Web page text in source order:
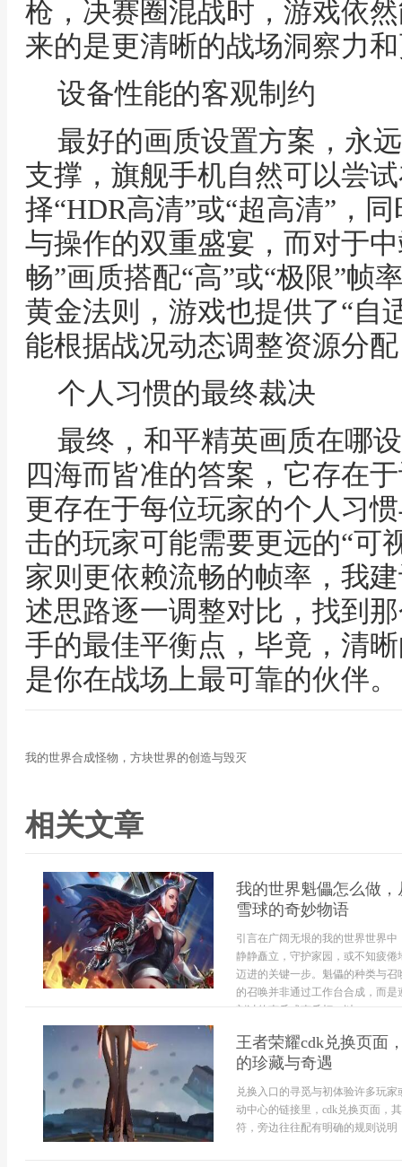
枪，决赛圈混战时，游戏依
来的是更清晰的战场洞察力
设备性能的客观制约
最好的画质设置方案，永
支撑，旗舰手机自然可以尝
择“HDR高清”或“超高清”，
与操作的双重盛宴，而对于
畅”画质搭配“高”或“极限”帧
黄金法则，游戏也提供了“自
能根据战况动态调整资源分
个人习惯的最终裁决
最终，和平精英画质在哪
四海而皆准的答案，它存在
更存在于每位玩家的个人习
击的玩家可能需要更远的“可
家则更依赖流畅的帧率，我
述思路逐一调整对比，找到
手的最佳平衡点，毕竟，清
是你在战场上最可靠的伙伴。
我的世界合成怪物，方块世界的创造与毁灭
相关文章
我的世界魁儡怎么做
雪球的奇妙物语
引言在广阔无垠的我的世界世界
静静矗立，守护家园，或不知疲
迈进的关键一步。魁儡的种类与
的召唤并非通过工作台合成，而
刻过的南瓜或南瓜灯，以...
王者荣耀cdk兑换页面
的珍藏与奇遇
兑换入口的寻觅与初体验许多玩
动中心的链接里，cdk兑换页面，
符，旁边往往配有明确的规则说明